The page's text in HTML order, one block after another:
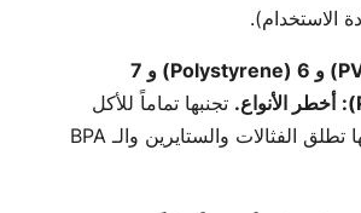
الاستخدام).
الرقم 3 (PVC) و 6 (Polystyrene) و 7
أخطر الأنواع. تجنبها تماماً للأكل
والشرب لأنها تطلق الفثالات والستايرين والـ BPA